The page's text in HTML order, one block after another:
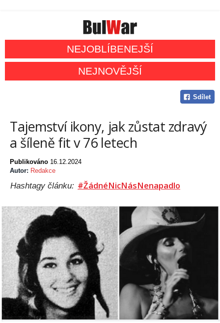
NEJOBLÍBENEJŠÍ
NEJNOVĚJŠÍ
Sdílet
Tajemství ikony, jak zůstat zdravý
a šíleně fit v 76 letech
Publikováno 16.12.2024
Autor: Redakce
Hashtagy článku: #ŽádnéNicNásNenapadlo